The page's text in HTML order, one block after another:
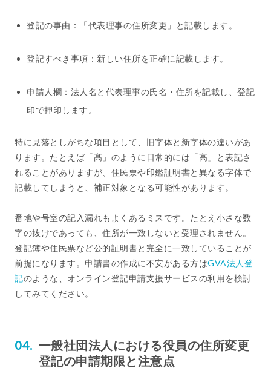
登記の事由：「代表理事の住所変更」と記載します。
登記すべき事項：新しい住所を正確に記載します。
申請人欄：法人名と代表理事の氏名・住所を記載し、登記
印で押印します。
特に見落としがちな項目として、旧字体と新字体の違いがあ
ります。たとえば「髙」のように日常的には「高」と表記さ
れることがありますが、住民票や印鑑証明書と異なる字体で
記載してしまうと、補正対象となる可能性があります。
番地や号室の記入漏れもよくあるミスです。たとえ小さな数
字の抜けであっても、住所が一致しないと受理されません。
登記簿や住民票など公的証明書と完全に一致していることが
前提になります。申請書の作成に不安がある方はGVA法人登
記のような、オンライン登記申請支援サービスの利用を検討
してみてください。
一般社団法人における役員の住所変更
登記の申請期限と注意点